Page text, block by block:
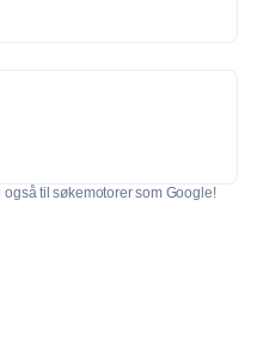
til søkemotorer som Google!